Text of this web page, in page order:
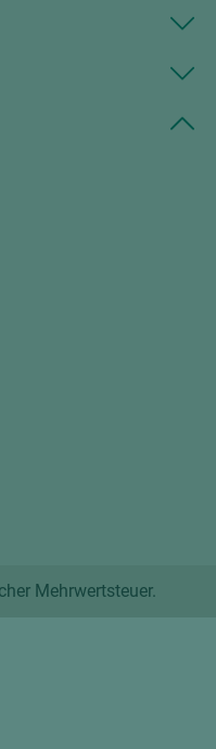
Mehrwertsteuer.